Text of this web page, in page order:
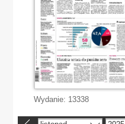
Wydanie: 13338